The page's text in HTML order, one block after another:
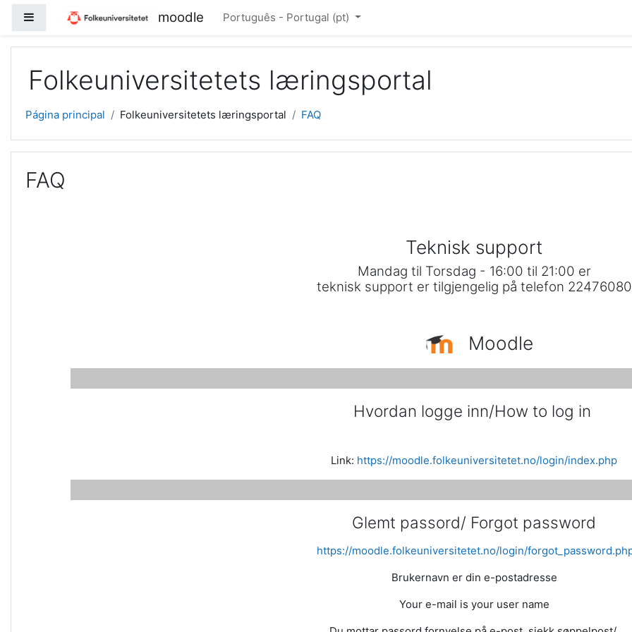
Painel lateral moodle Português - Portugal ‎(pt)‎
Folkeuniversitetets læringsportal
Página principal Folkeuniversitetets læringsportal FAQ
FAQ
Teknisk support
Mandag til Torsdag - 16:00 til 21:00 er
teknisk support er tilgjengelig på telefon 22476080
Moodle
Hvordan logge inn/How to log in
Link: https://moodle.folkeuniversitetet.no/login/index.php
Glemt passord/ Forgot password
https://moodle.folkeuniversitetet.no/login/
Brukernavn er din e-postadresse
Your e-mail is your user name